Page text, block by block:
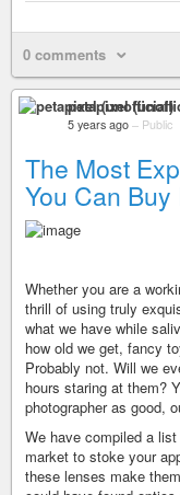
0 comments
petapixel
5 years ago – Public
The Most
You Can
Whether you are a
thrill of using truly
what we have while
how old we get, fancy
Probably not. Will we
hours staring at them?
photographer as good,
We have compiled a
market to stoke your
these lenses make